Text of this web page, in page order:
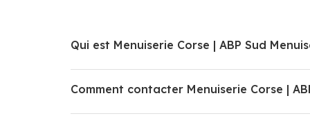
Qui est Menuiserie Corse | ABP Sud
Comment contacter Menuiserie Corse |